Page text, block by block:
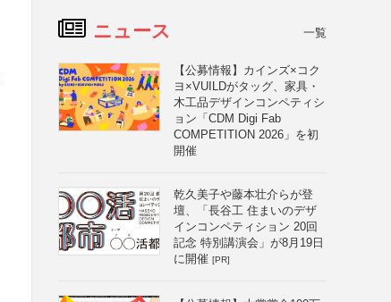
ニュース 一覧
【公募情報】カインズ×コク
ヨ×VUILDがタッグ、家具・
木工品デザインコンペティシ
ョン「CDM Digi Fab
COMPETITION 2026」を初
開催
乾久美子や藤本壮介らが登
壇、「長谷工 住まいのデザ
インコンペティション 20回
記念 特別講演会」が8月19日
に開催 [PR]